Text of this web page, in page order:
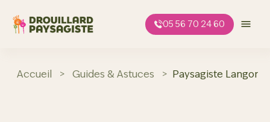
contenu
05 56 70 24 60
Accueil > Guides & Astuces > Paysagiste Langon